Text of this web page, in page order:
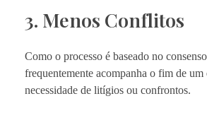
3. Menos Conflitos
Como o processo é baseado no
frequentemente acompanha o fim de
necessidade de litígios ou confrontos.